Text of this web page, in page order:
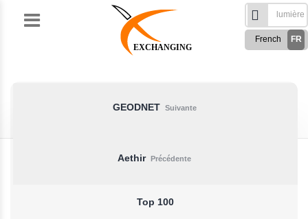
EXCHANGING
FR
French
Suivante
GEODNET
Précédente
Aethir
Top 100